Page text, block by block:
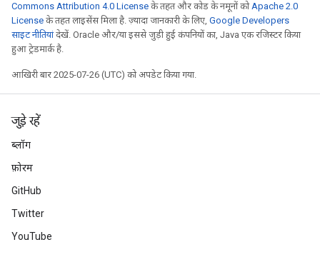
Commons Attribution 4.0 License के तहत और कोड के नमूनों कोApache 2.0
License के तहत लाइसेंस मिला है. ज़्यादा जानकारी के लिए, Google Developers
साइट नीतियांदेखें. Oracle और/या इससे जुड़ी हुई कंपनियों का, Java एक रजिस्टर किया
हुआ ट्रेडमार्क है.
आखिरी बार 2025-07-26 (UTC) को अपडेट किया गया.
जुड़े रहें
ब्लॉग
फ़ोरम
GitHub
Twitter
YouTube